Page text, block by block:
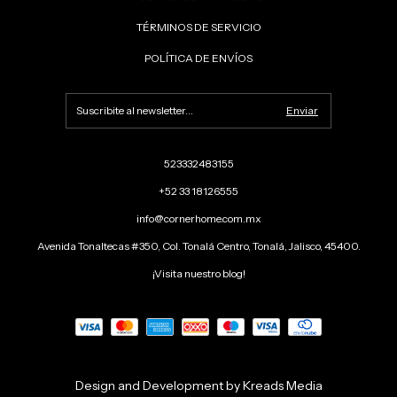
TÉRMINOS DE SERVICIO
POLÍTICA DE ENVÍOS
523332483155
+52 33 18126555
info@cornerhome.com.mx
Avenida Tonaltecas #350, Col. Tonalá Centro, Tonalá, Jalisco, 45400.
¡Visita nuestro blog!
Design and Development by Kreads Media